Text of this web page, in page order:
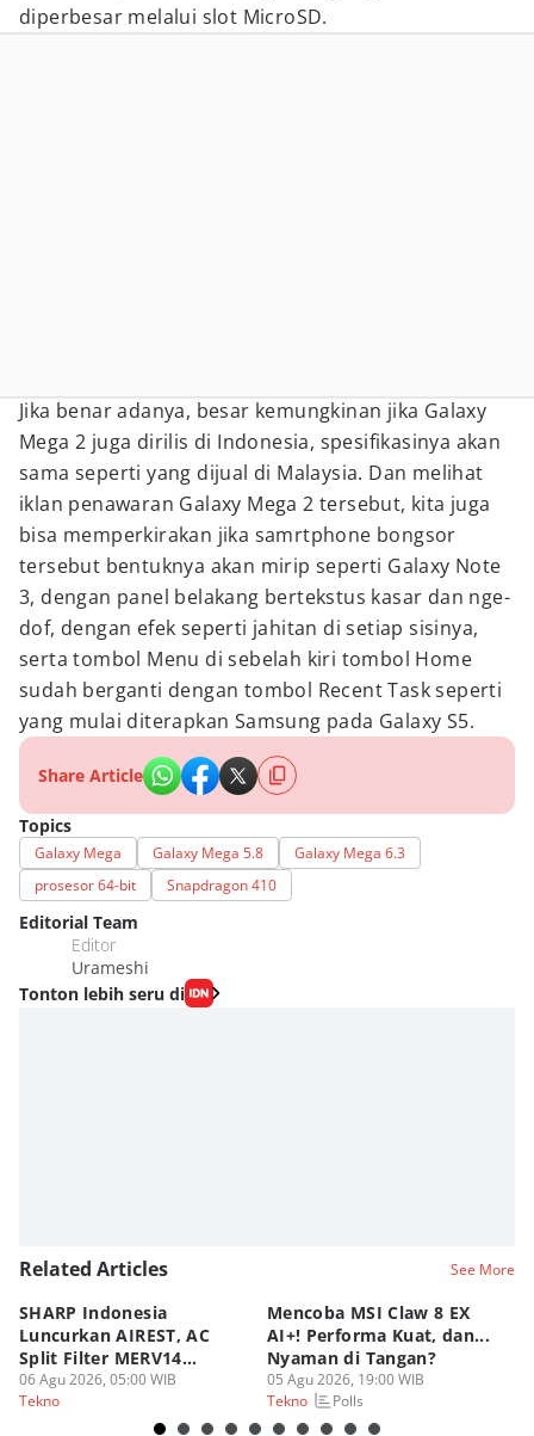
diperbesar melalui slot MicroSD.
Jika benar adanya, besar kemungkinan jika Galaxy
Mega 2 juga dirilis di Indonesia, spesifikasinya akan
sama seperti yang dijual di Malaysia. Dan melihat
iklan penawaran Galaxy Mega 2 tersebut, kita juga
bisa memperkirakan jika samrtphone bongsor
tersebut bentuknya akan mirip seperti Galaxy Note
3, dengan panel belakang bertekstus kasar dan nge-
dof, dengan efek seperti jahitan di setiap sisinya,
serta tombol Menu di sebelah kiri tombol Home
sudah berganti dengan tombol Recent Task seperti
yang mulai diterapkan Samsung pada Galaxy S5.
Share Article
Topics
Galaxy Mega Galaxy Mega 5.8
Galaxy Mega 6.3
prosesor 64-bit
Snapdragon 410
Editorial Team
Editor
Urameshi
Tonton lebih seru di
Related Articles See More
SHARP Indonesia
Luncurkan AIREST, AC
Split Filter MERV14
Perdana!
06 Agu 2026, 05:00 WIB
Tekno
Mencoba MSI Claw 8 EX
AI+! Performa Kuat, dan...
Nyaman di Tangan?
05 Agu 2026, 19:00 WIB
Tekno
Polls